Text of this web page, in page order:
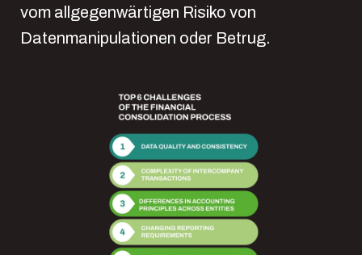
vom allgegenwärtigen Risiko von
Datenmanipulationen oder Betrug.